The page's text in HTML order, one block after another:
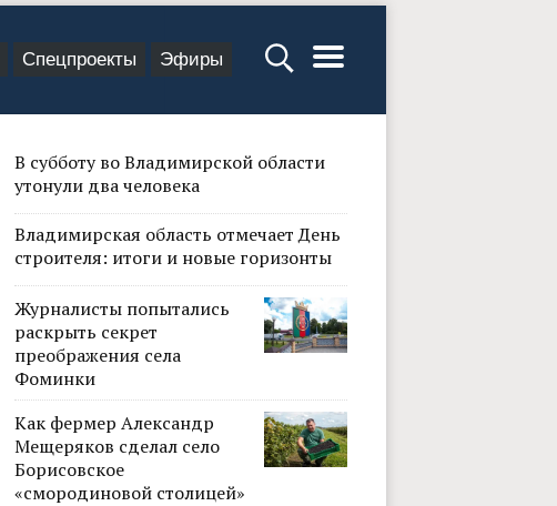
Спецпроекты Эфиры
В субботу во Владимирской области
утонули два человека
Владимирская область отмечает День
строителя: итоги и новые горизонты
Журналисты попытались
раскрыть секрет
преображения села
Фоминки
Как фермер Александр
Мещеряков сделал село
Борисовское
«смородиновой столицей»